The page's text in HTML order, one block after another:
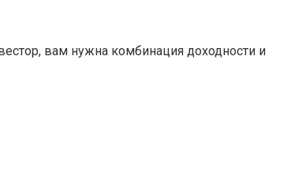
вам нужна комбинация доходности и